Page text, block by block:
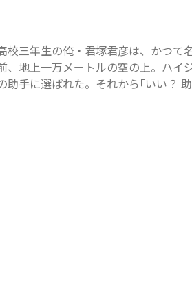
校三年生の俺・君塚君彦は、かつて
、地上一万メートルの空の上。ハイ
助手に選ばれた。それから――｢いい？